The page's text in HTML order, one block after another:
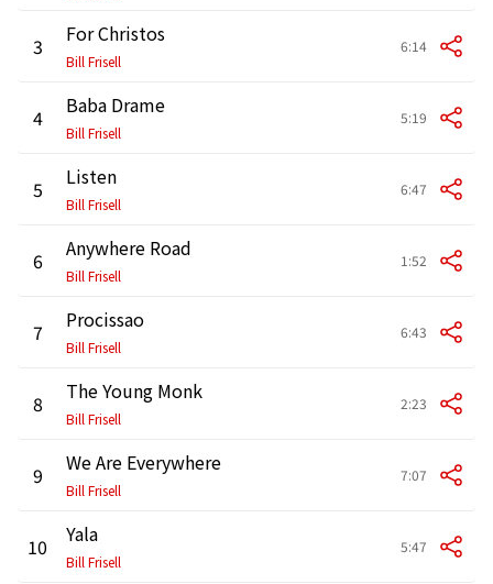
3 For Christos
Bill Frisell
6:14
4 Baba Drame
Bill Frisell
5:19
5 Listen
Bill Frisell
6:47
6 Anywhere Road
Bill Frisell
1:52
7 Procissao
Bill Frisell
6:43
8 The Young Monk
Bill Frisell
2:23
9 We Are Everywhere
Bill Frisell
7:07
10 Yala
Bill Frisell
5:47